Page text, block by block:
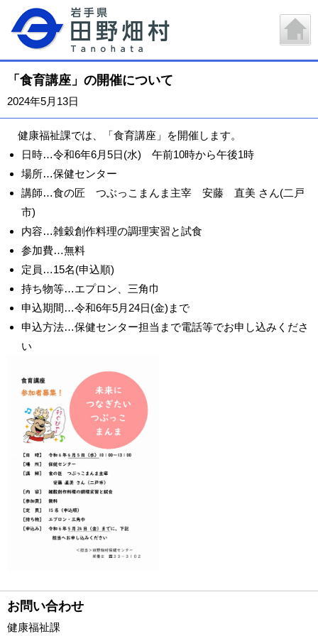
「食育講座」の開催について
2024年5月13日
健康福祉課では、「食育講座」を開催します。
日時…令和6年6月5日(水) 午前10時から午後1時
場所…保健センター
講師…食の匠 つぶっこまんま主宰 安藤 直美 さん(二戸
市)
内容…雑穀創作料理の調理実習と試食
参加費…無料
定員…15名(申込順)
持ち物等…エプロン、三角巾
申込期間…令和6年5月24日(金)まで
申込方法…保健センター担当まで電話等でお申し込みくださ
い
お問い合わせ
健康福祉課